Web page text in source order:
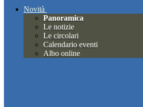
Novità
Panoramica
Le notizie
Le circolari
Calendario eventi
Albo online